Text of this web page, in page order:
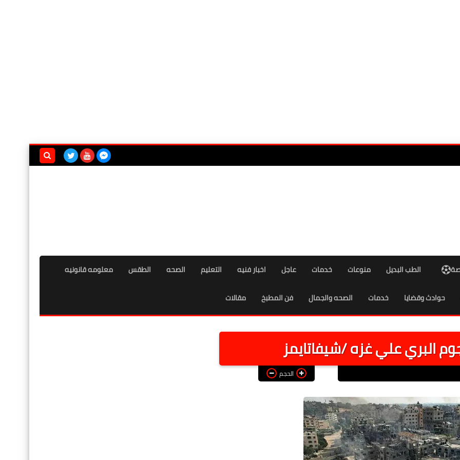
الطب البديل منوعات خدمات عاجل اخبار فنيه التعليم الصحه الطقس معلومه قانونيه
حوادث وقضايا خدمات الصحه والجمال فن المطبخ مقالات
البري علي غزه /شيفاتايمز
الحجم